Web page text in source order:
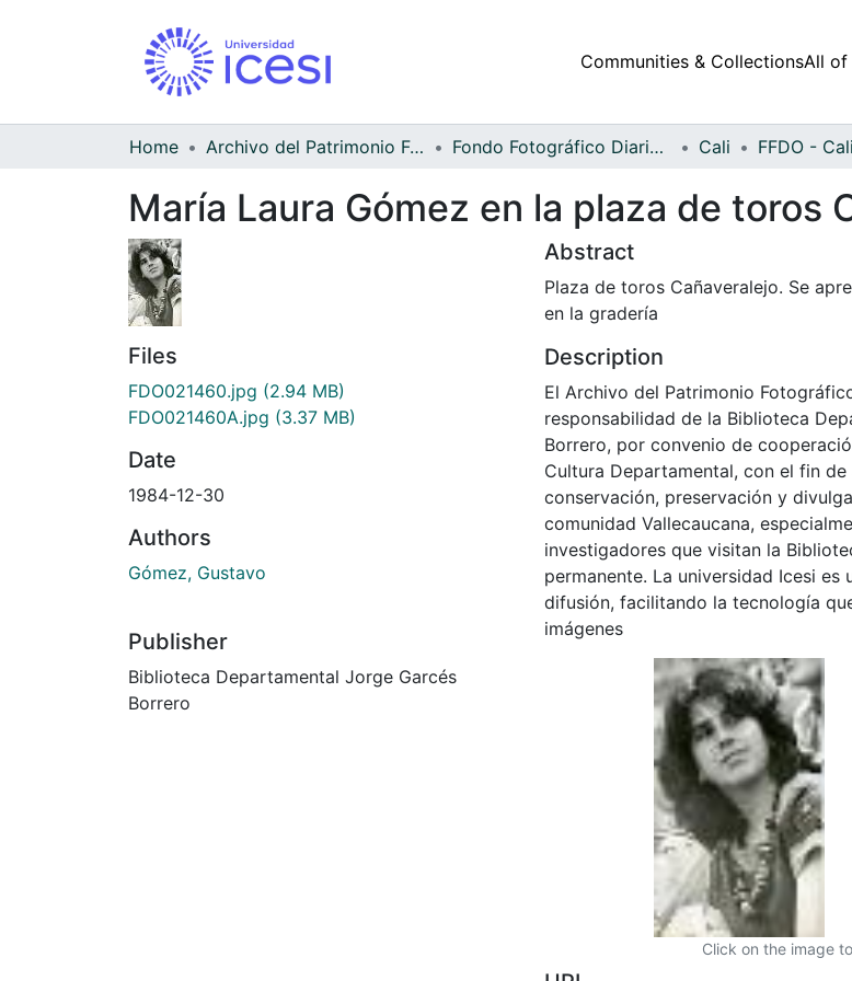
Communities & CollectionsAll of
Home Archivo del Patrimonio Fotográfico y Fílmico del Valle del Cauca Fondo Fotográfico Diario Occidente Cali FFDO -
María Laura Gómez en la plaza de toros
Files
FDO021460.jpg (2.94 MB)
FDO021460A.jpg (3.37 MB)
Date
1984-12-30
Authors
Gómez, Gustavo
Publisher
Biblioteca Departamental Jorge Garcés
Borrero
Abstract
Plaza de toros Cañaveralejo. Se
en la gradería
Description
El Archivo del Patrimonio
responsabilidad de la Biblioteca
Borrero, por convenio de
Cultura Departamental, con el fin
conservación, preservación y
comunidad Vallecaucana,
investigadores que visitan la
permanente. La universidad Icesi
difusión, facilitando la tecnología
imágenes
Click on the image